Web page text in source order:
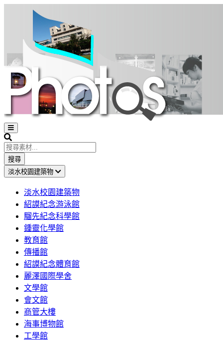
Open
sidebar
Search
搜尋
淡水校園建築物
淡水校園建築物
紹謨紀念游泳館
騮先紀念科學館
鍾靈化學館
教育館
傳播館
紹謨紀念體育館
麗澤國際學舍
文學館
會文館
商管大樓
海事博物館
工學館